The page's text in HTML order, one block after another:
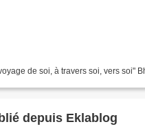
de soi, à travers soi, vers soi"
Article publié depuis Eklablog